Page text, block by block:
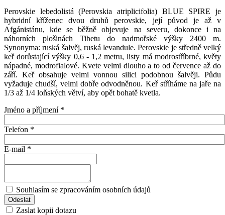
Perovskie lebedolistá (Perovskia atriplicifolia) BLUE SPIRE je
hybridní kříženec dvou druhů perovskie, její původ je až v
Afgánistánu, kde se běžně objevuje na severu, dokonce i na
náhorních plošinách Tibetu do nadmořské výšky 2400 m.
Synonyma: ruská šalvěj, ruská levandule. Perovskie je středně velký
keř dorůstající výšky 0,6 - 1,2 metru, listy má modrostříbrné, květy
nápadné, modrofialové. Kvete velmi dlouho a to od července až do
září. Keř obsahuje velmi vonnou silici podobnou šalvěji. Půdu
vyžaduje chudší, velmi dobře odvodněnou. Keř stříháme na jaře na
1/3 až 1/4 loňských větví, aby opět bohatě kvetla.
Jméno a příjmení *
Telefon *
E-mail *
Souhlasím se zpracováním osobních údajů
Zaslat kopii dotazu